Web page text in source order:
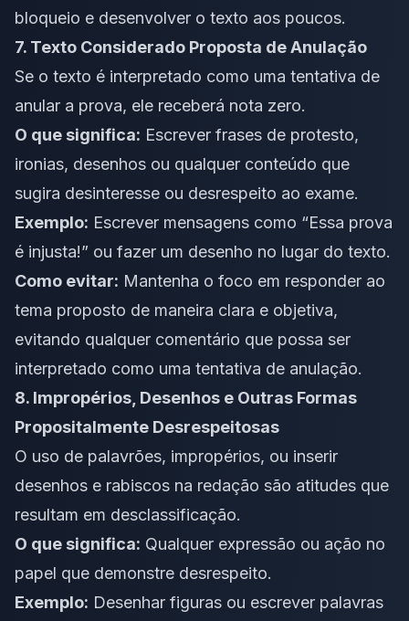
bloqueio e desenvolver o texto aos poucos.
7. Texto Considerado Proposta de Anulação
Se o texto é interpretado como uma tentativa de
anular a prova, ele receberá nota zero.
O que significa: Escrever frases de protesto,
ironias, desenhos ou qualquer conteúdo que
sugira desinteresse ou desrespeito ao exame.
Exemplo: Escrever mensagens como “Essa prova
é injusta!” ou fazer um desenho no lugar do texto.
Como evitar: Mantenha o foco em responder ao
tema proposto de maneira clara e objetiva,
evitando qualquer comentário que possa ser
interpretado como uma tentativa de anulação.
8. Impropérios, Desenhos e Outras Formas
Propositalmente Desrespeitosas
O uso de palavrões, impropérios, ou inserir
desenhos e rabiscos na redação são atitudes que
resultam em desclassificação.
O que significa: Qualquer expressão ou ação no
papel que demonstre desrespeito.
Exemplo: Desenhar figuras ou escrever palavras